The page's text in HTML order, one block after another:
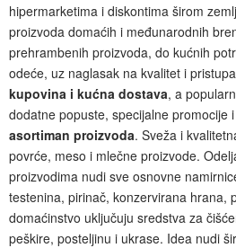
hipermarketima i diskontima širom
proizvoda domaćih i međunarodnih
prehrambenih proizvoda, do kućnih
odeće, uz naglasak na kvalitet i
kupovina i kućna dostava, a
dodatne popuste, specijalne promocije
asortiman proizvoda. Sveža i
povrće, meso i mlečne proizvode.
proizvodima nudi sve osnovne
testenina, pirinač, konzervirana hrana,
domaćinstvo uključuju sredstva za
peškire, posteljinu i ukrase. Idea nudi